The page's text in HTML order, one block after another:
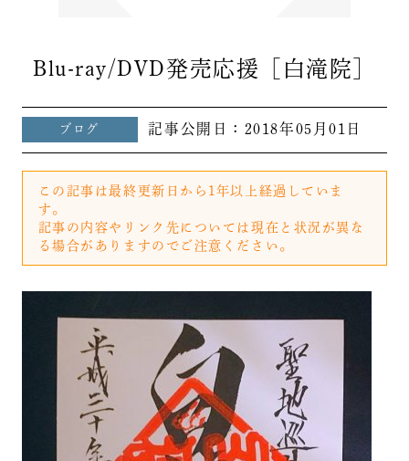
Blu-ray/DVD発売応援［白滝院］
ブログ 記事公開日： 2018年05月01日
この記事は最終更新日から1年以上経過していま
す。
記事の内容やリンク先については現在と状況が異な
る場合がありますのでご注意ください。